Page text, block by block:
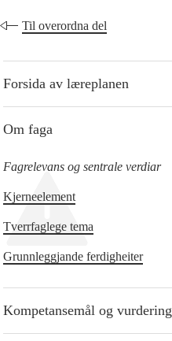
Til overordna del
Forsida av læreplanen
Om faga
Fagrelevans og sentrale verdiar
Kjerneelement
Tverrfaglege tema
Grunnleggjande ferdigheiter
Kompetansemål og vurdering